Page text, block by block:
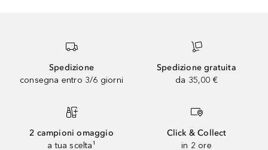
Spedizione
consegna entro 3/6 giorni
Spedizione gratuita
da 35,00 €
2 campioni omaggio
a tua scelta¹
Click & Collect
in 2 ore